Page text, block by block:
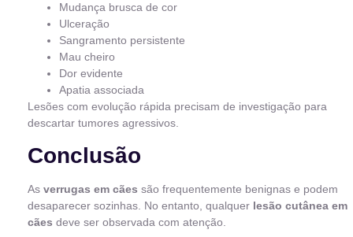
Mudança brusca de cor
Ulceração
Sangramento persistente
Mau cheiro
Dor evidente
Apatia associada
Lesões com evolução rápida precisam de investigação para
descartar tumores agressivos.
Conclusão
As verrugas em cães são frequentemente benignas e podem
desaparecer sozinhas. No entanto, qualquer lesão cutânea em
cães deve ser observada com atenção.